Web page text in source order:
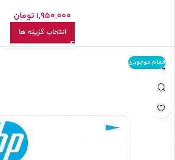
1,950,000 تومان
انتخاب گزینه ها
اتمام موجودی